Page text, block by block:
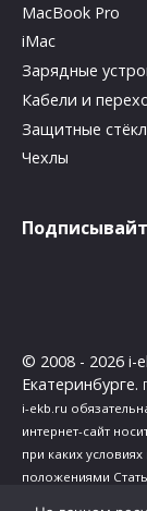
MacBook Pro
iMac
Зарядные
Кабели и
Защитные
Чехлы
© 2008 - 2026 i-
Екатеринбурге.
i-ekb.ru
интернет-сайт
при каких
положениями